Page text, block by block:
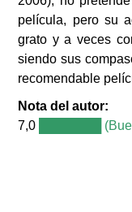
película, pero su
grato y a veces
siendo sus
recomendable
Nota del autor:
7,0
███████